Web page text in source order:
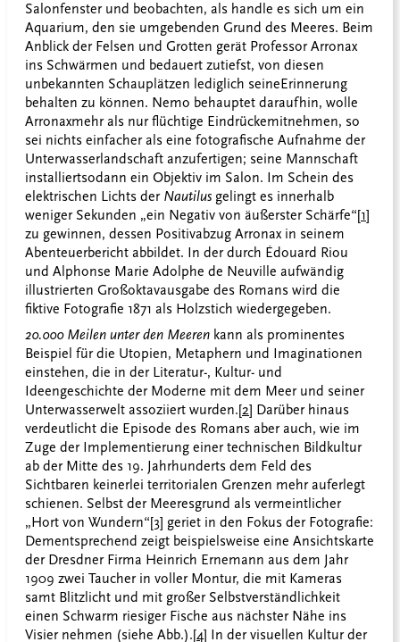
Salonfenster und beobachten, als handle es sich um ein
Aquarium, den sie umgebenden Grund des Meeres. Beim
Anblick der Felsen und Grotten gerät Professor Arronax
ins Schwärmen und bedauert zutiefst, von diesen
unbekannten Schauplätzen lediglich seine Erinnerung
behalten zu können. Nemo behauptet daraufhin, wolle
Arronaxmehr als nur flüchtige Eindrückemitnehmen, so
sei nichts einfacher als eine fotografische Aufnahme der
Unterwasserlandschaft anzufertigen; seine Mannschaft
installiertsodann ein Objektiv im Salon. Im Schein des
elektrischen Lichts der Nautilus gelingt es innerhalb
weniger Sekunden „ein Negativ von äußerster Schärfe“[1]
zu gewinnen, dessen Positivabzug Arronax in seinem
Abenteuerbericht abbildet. In der durch Édouard Riou
und Alphonse Marie Adolphe de Neuville aufwändig
illustrierten Großoktavausgabe des Romans wird die
fiktive Fotografie 1871 als Holzstich wiedergegeben.
20.000 Meilen unter den Meeren kann als prominentes
Beispiel für die Utopien, Metaphern und Imaginationen
einstehen, die in der Literatur-, Kultur- und
Ideengeschichte der Moderne mit dem Meer und seiner
Unterwasserwelt assoziiert wurden.[2] Darüber hinaus
verdeutlicht die Episode des Romans aber auch, wie im
Zuge der Implementierung einer technischen Bildkultur
ab der Mitte des 19. Jahrhunderts dem Feld des
Sichtbaren keinerlei territorialen Grenzen mehr auferlegt
schienen. Selbst der Meeresgrund als vermeintlicher
„Hort von Wundern“[3] geriet in den Fokus der Fotografie:
Dementsprechend zeigt beispielsweise eine Ansichtskarte
der Dresdner Firma Heinrich Ernemann aus dem Jahr
1909 zwei Taucher in voller Montur, die mit Kameras
samt Blitzlicht und mit großer Selbstverständlichkeit
einen Schwarm riesiger Fische aus nächster Nähe ins
Visier nehmen (siehe Abb.).[4]
In der visuellen Kultur der